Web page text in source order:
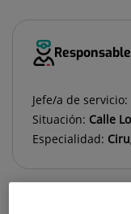
Jefe/a de servicio:
Situación: Calle
Especialidad: